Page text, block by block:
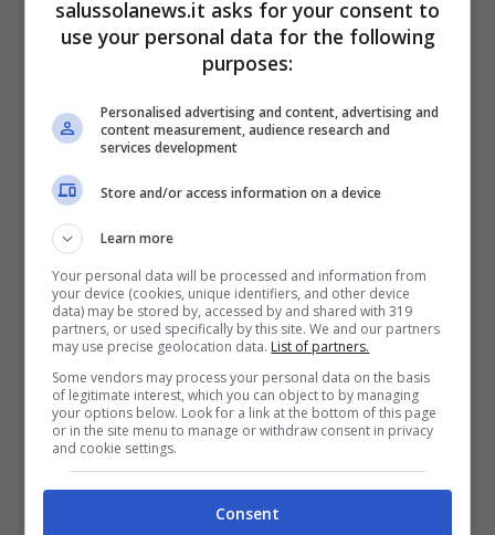
trascorrere le ore più calde della giornata. Da
Leroy Merlin è possibile reperire alcuni modelli
molto funzionali anche durante i mesi
invernali.
Estate in giardino: trasformalo nel tuo secondo salotto (Sito
web ufficiale Leroymerlin.it) – Salussolanews.it
salussolanews.it asks for your consent to
use your personal data for the following
purposes:
Personalised advertising and content, advertising and
content measurement, audience research and
services development
Store and/or access information on a device
Learn more
Your personal data will be processed and information from
your device (cookies, unique identifiers, and other device
data) may be stored by, accessed by and shared with 319
partners, or used specifically by this site. We and our partners
may use precise geolocation data. List of partners.
Some vendors may process your personal data on the basis
of legitimate interest, which you can object to by managing
your options below. Look for a link at the bottom of this page
or in the site menu to manage or withdraw consent in privacy
and cookie settings.
Consent